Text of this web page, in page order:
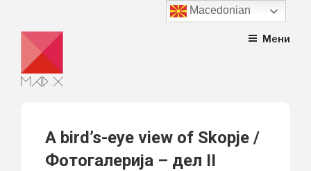
content
Мени
A bird’s-eye view of Skopje /
Фотогалерија – дел II
Macedonian